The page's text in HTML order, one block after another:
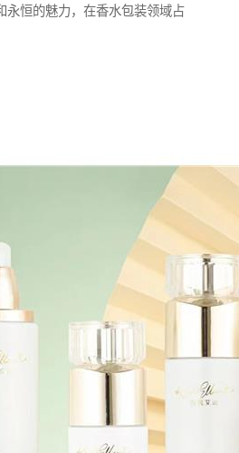
永恒的魅力，在香水包装领域占